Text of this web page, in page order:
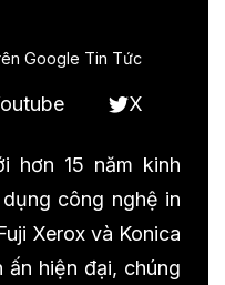
Google Tin Tức
X
hơn 15 năm kinh
công nghệ in
Xerox và Konica
ấn hiện đại, chúng